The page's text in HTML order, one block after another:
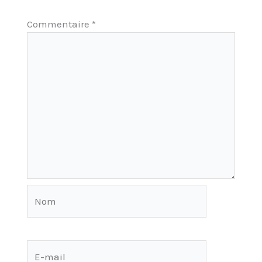
Commentaire *